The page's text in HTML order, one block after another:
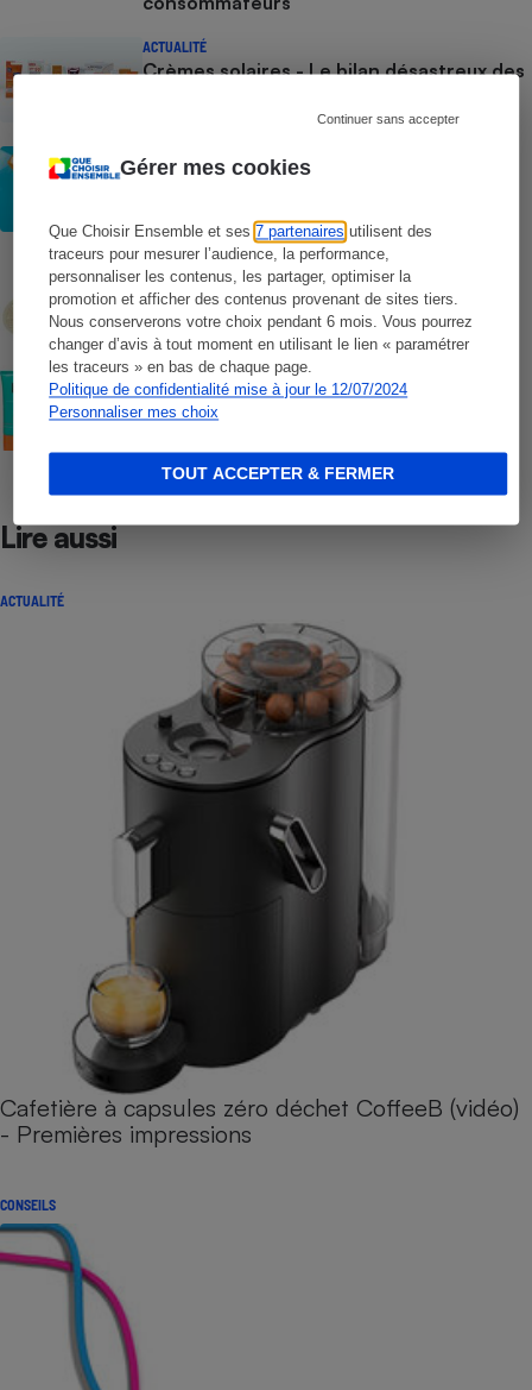
Gérer mes cookies
Que Choisir Ensemble et ses7 partenaires utilisent des
traceurs pour mesurer l’audience, la performance,
personnaliser les contenus, les partager, optimiser la
promotion et afficher des contenus provenant de sites tiers.
Nous conserverons votre choix pendant 6 mois. Vous pourrez
changer d’avis à tout moment en utilisant le lien « paramétrer
les traceurs » en bas de chaque page.
Politique de confidentialité mise à jour le 12/07/2024
Personnaliser mes choix
Continuer sans accepter
TOUT ACCEPTER & FERMER
ACTUALITÉ
Crèmes solaires - Le bilan désastreux des
CONSEILS
Crèmes solaires - Les logos à la loupe
COMMENT NOUS TESTONS
Crèmes solaires - Le protocole
COMMENT NOUS TESTONS
Crèmes solaires visage - Le protocole
Lire aussi
ACTUALITÉ
Cafetière à capsules zéro déchet CoffeeB (vidéo)
- Premières impressions
CONSEILS